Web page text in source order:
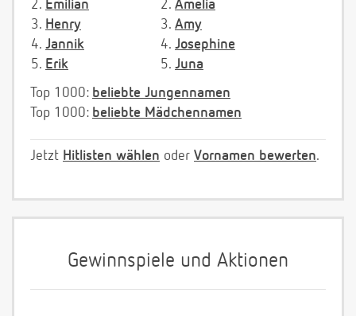
2. Emilian
3. Henry
4. Jannik
5. Erik
2. Amelia
3. Amy
4. Josephine
5. Juna
Top 1000: beliebte Jungennamen
Top 1000: beliebte Mädchennamen
Jetzt Hitlisten wählen oder Vornamen bewerten.
Gewinnspiele und Aktionen